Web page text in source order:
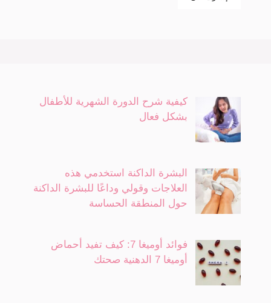
كيفية شرح الدورة الشهرية للأطفال
بشكل فعال
البشرة الداكنة استخدمي هذه
العلاجات وقولي وداعًا للبشرة الداكنة
حول المنطقة الحساسة
فوائد أوميغا 7: كيف تفيد أحماض
أوميغا 7 الدهنية صحتك